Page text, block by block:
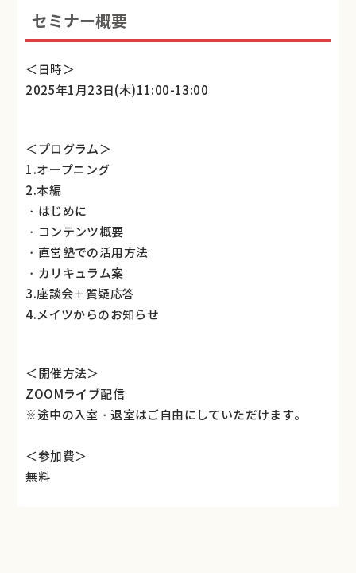
セミナー概要
＜日時＞
2025年1月23日(木)11:00-13:00
＜プログラム＞
1.オープニング
2.本編
・はじめに
・コンテンツ概要
・直営塾での活用方法
・カリキュラム案
3.座談会＋質疑応答
4.メイツからのお知らせ
＜開催方法＞
ZOOMライブ配信
※途中の入室・退室はご自由にしていただけます。
＜参加費＞
無料